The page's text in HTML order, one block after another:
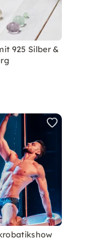
925 Silber &